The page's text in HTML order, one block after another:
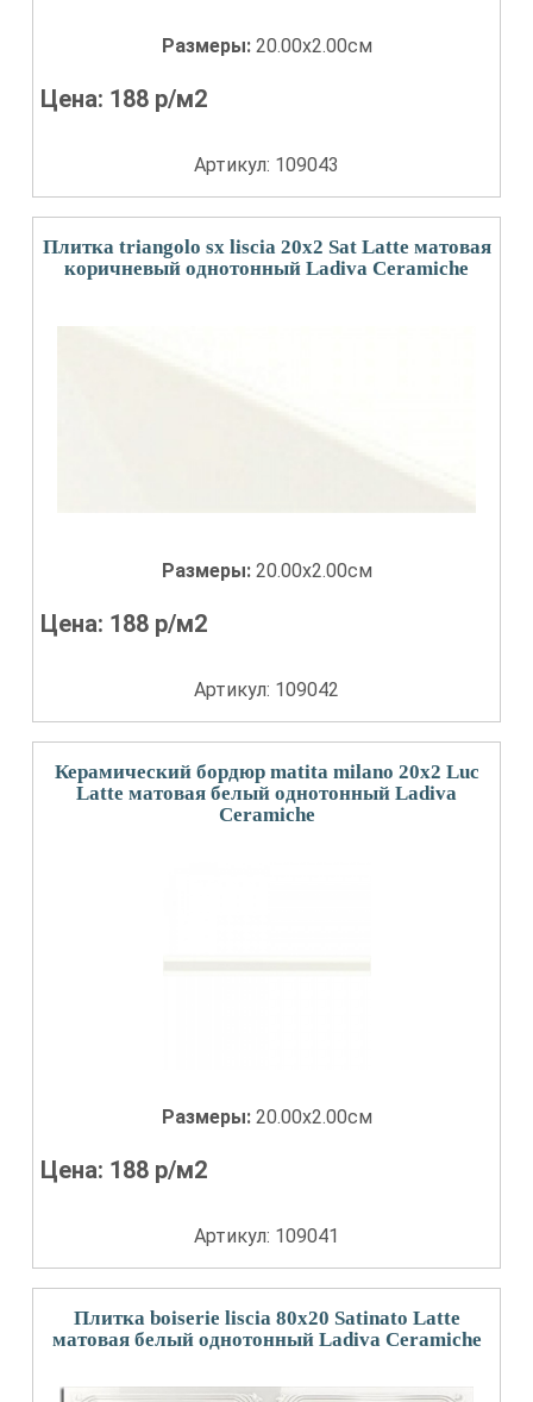
Размеры: 20.00x2.00см
Цена: 188 р/м2
Артикул: 109043
Плитка triangolo sx liscia 20x2 Sat Latte матовая
коричневый однотонный Ladiva Сeramiche
Размеры: 20.00x2.00см
Цена: 188 р/м2
Артикул: 109042
Керамический бордюр matita milano 20x2 Luc
Latte матовая белый однотонный Ladiva
Сeramiche
Размеры: 20.00x2.00см
Цена: 188 р/м2
Артикул: 109041
Плитка boiserie liscia 80x20 Satinato Latte
матовая белый однотонный Ladiva Сeramiche